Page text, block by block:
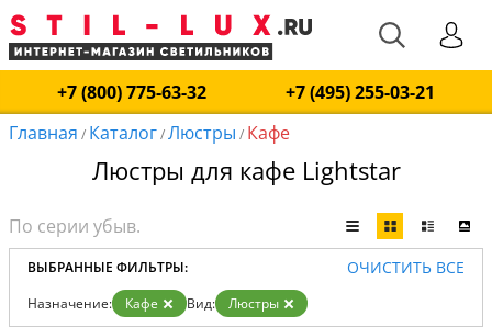
+7 (800) 775-63-32
+7 (495) 255-03-21
Главная / Каталог/Люстры / Кафе
Люстры для кафе Lightstar
ВЫБРАННЫЕ ФИЛЬТРЫ: ОЧИСТИТЬ ВСЕ
Назначение: Кафе Вид: Люстры